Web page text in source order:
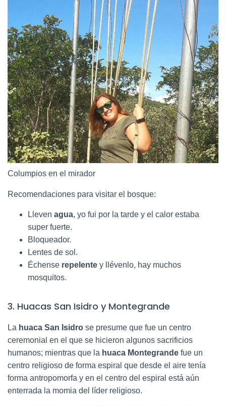
Columpios en el mirador
Recomendaciones para visitar el bosque:
Lleven agua, yo fui por la tarde y el calor estaba
super fuerte.
Bloqueador.
Lentes de sol.
Échense repelente y llévenlo, hay muchos
mosquitos.
3. Huacas San Isidro y Montegrande
La huaca San Isidro se presume que fue un centro
ceremonial en el que se hicieron algunos sacrificios
humanos; mientras que la huaca Montegrande fue un
centro religioso de forma espiral que desde el aire tenía
forma antropomorfa y en el centro del espiral está aún
enterrada la momia del líder religioso.